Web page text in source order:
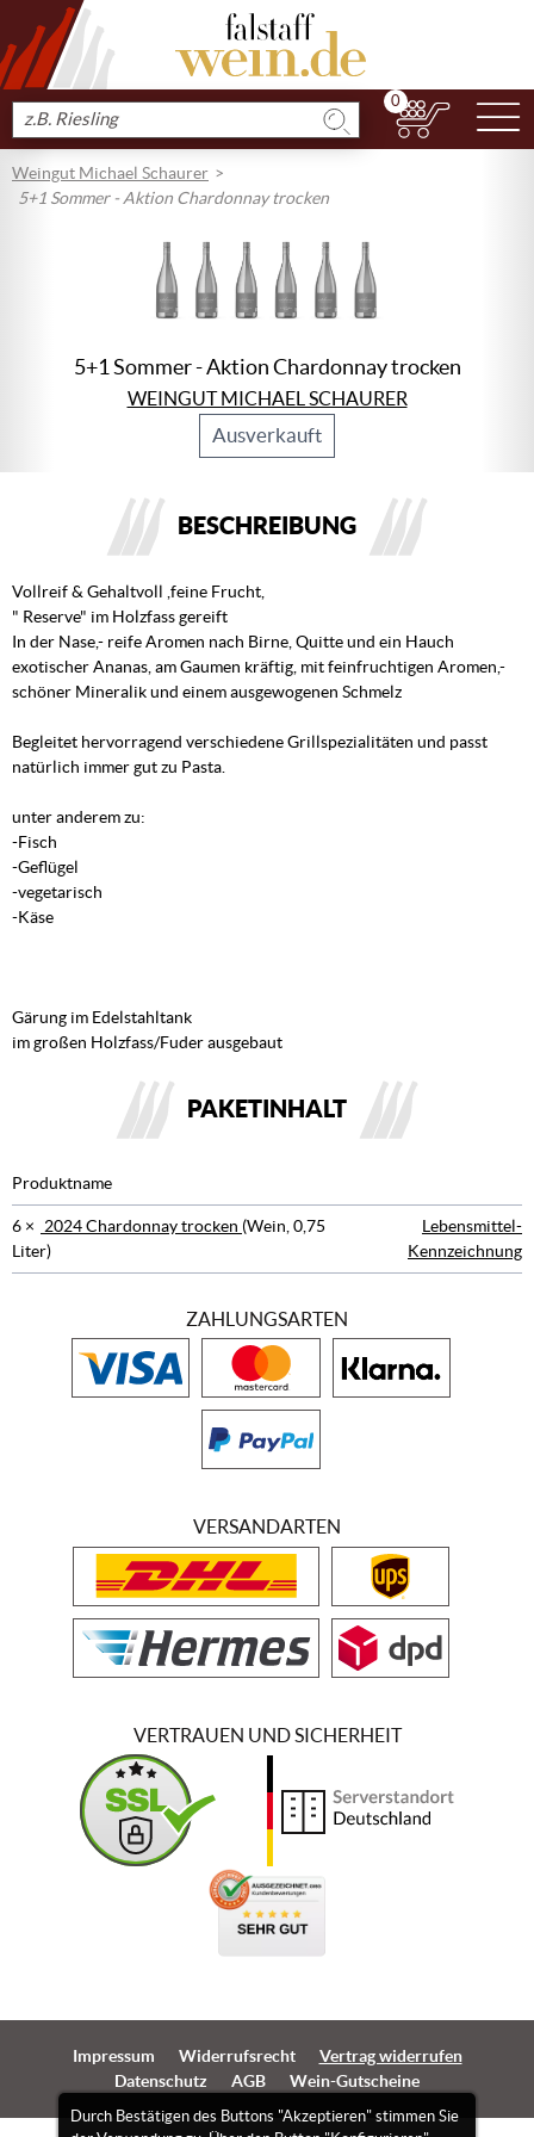
Produkt
suchen
0
Weingut Michael Schaurer
5+1 Sommer - Aktion Chardonnay trocken
Ausverkauft
5+1 Sommer - Aktion Chardonnay trocken
WEINGUT MICHAEL SCHAURER
BESCHREIBUNG
Vollreif & Gehaltvoll ,feine Frucht,
" Reserve" im Holzfass gereift
In der Nase,- reife Aromen nach Birne, Quitte und ein Hauch
exotischer Ananas, am Gaumen kräftig, mit feinfruchtigen Aromen,-
schöner Mineralik und einem ausgewogenen Schmelz
Begleitet hervorragend verschiedene Grillspezialitäten und passt
natürlich immer gut zu Pasta.
unter anderem zu:
-Fisch
-Geflügel
-vegetarisch
-Käse
Gärung im Edelstahltank
im großen Holzfass/Fuder ausgebaut
PAKETINHALT
Produktname
6 × 2024 Chardonnay trocken (Wein, 0,75
Liter)
Lebensmittel-
Kennzeichnung
Durch Bestätigen des Buttons "Akzeptieren" stimmen Sie
ZAHLUNGSARTEN
VERSANDARTEN
VERTRAUEN UND SICHERHEIT
Impressum Widerrufsrecht
Vertrag widerrufen
Datenschutz
AGB Wein-Gutscheine